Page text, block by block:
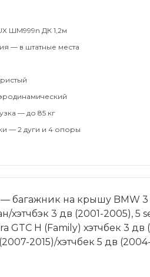
ШМ999n ДК 1,2м
— в штатные места
— до 85 кг
— 2 дуги и 4 опоры
багажник на крышу BMW 3
хэтчбэк 3 дв (2001-2005), 5
GTC H (Family) хэтчбек 3 дв
2015)/хэтчбек 5 дв